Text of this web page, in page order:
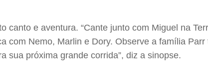
canto e aventura. “Cante junto com Miguel na
com Nemo, Marlin e Dory. Observe a família
sua próxima grande corrida”, diz a sinopse.